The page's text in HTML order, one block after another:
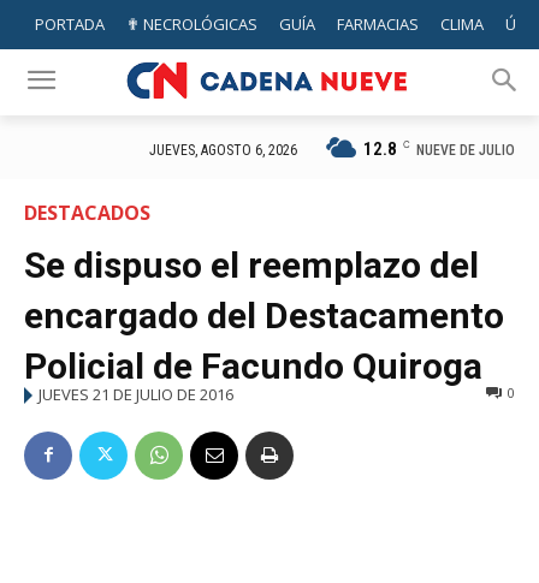
PORTADA ✟ NECROLÓGICAS GUÍA FARMACIAS CLIMA
JUEVES, AGOSTO 6, 2026 12.8 C NUEVE DE JULIO
DESTACADOS
Se dispuso el reemplazo del
encargado del Destacamento
Policial de Facundo Quiroga
JUEVES 21 DE JULIO DE 2016 0